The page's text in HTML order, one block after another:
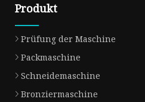
Produkt
Prüfung der Maschine
Packmaschine
Schneidemaschine
Bronziermaschine